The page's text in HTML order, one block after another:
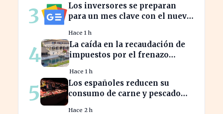
3
Los inversores se preparan
para un mes clave con el nuevo
Finanzas
Hace 1 h
4
La caída en la recaudación de
impuestos por el frenazo
presupuesto balear
Hace 1 h
5
Los españoles reducen su
consumo de carne y pescado
Hace 2 h